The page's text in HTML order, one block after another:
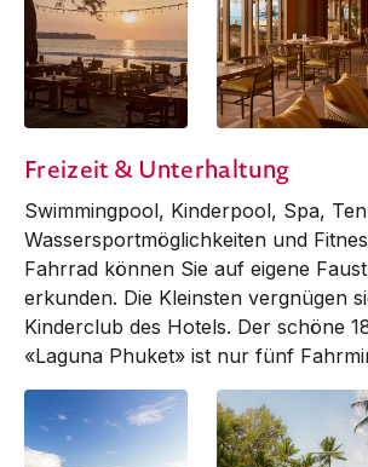
Restaurant
Restaurant
Freizeit & Unterhaltung
Swimmingpool, Kinderpool, Spa,
Wassersportmöglichkeiten und
Fahr­rad können Sie auf eigene
erkunden. Die Kleinsten vergnügen
Kinderclub des Hotels. Der schöne
«Laguna Phuket» ist nur fünf